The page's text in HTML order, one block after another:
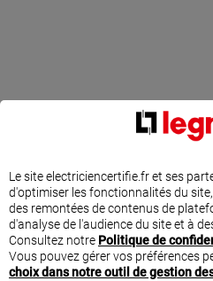
Le site electriciencertifie.fr et ses
d'optimiser les fonctionnalités du
des remontées de contenus de
d'analyse de l'audience du site et à
Consultez notre Politique de
Vous pouvez gérer vos préférences
choix dans notre outil de gestion